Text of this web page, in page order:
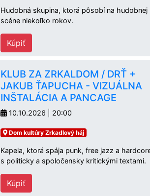
Hudobná skupina, ktorá pôsobí na hudobnej
scéne niekoľko rokov.
Kúpiť
KLUB ZA ZRKALDOM / DRŤ +
JAKUB ŤAPUCHA - VIZUÁLNA
INŠTALÁCIA A PANCAGE
10.10.2026 | 20:00
Dom kultúry Zrkadlový háj
Kapela, ktorá spája punk, free jazz a
s politicky a spoločensky kritickými textami.
Kúpiť